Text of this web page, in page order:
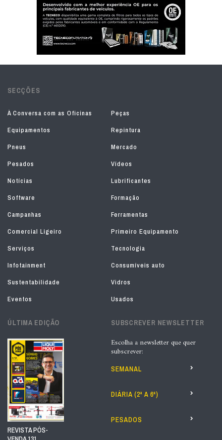
SECÇÕES
À Conversa com as Oficinas
Peças
Equipamentos
Repintura
Pneus
Mercado
Pesados
Vídeos
Notícias
Lubrificantes
Software
Formação
Campanhas
Ferramentas
Comercial Ligeiro
Primeiro Equipamento
Serviços
Tecnologia
Infotainment
Consumíveis auto
Sustentabilidade
Vidros
Eventos
Usados
ÚLTIMA EDIÇÃO
REVISTA PÓS-
SUBSCREVER NEWSLETTER
Escolha a newsletter que quer
subscrever:
SEMANAL
DIÁRIA (2ª A 6ª)
PESADOS